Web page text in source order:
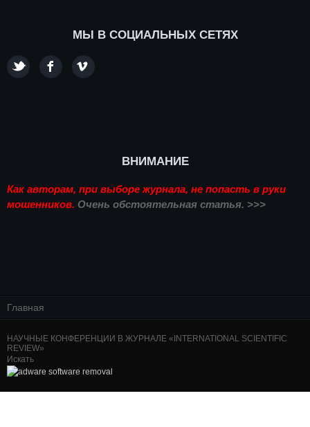
МЫ В СОЦИАЛЬНЫХ СЕТЯХ
ВНИМАНИЕ
Как авторам, при выборе журнала, не попасть в руки
мошенников. Очень обстоятельная статья. >>>
Главная
НАУЧНЫЕ КОНФЕРЕНЦИИ В ЖУРНАЛЕ «INTERNATIONAL SCIENTIFIC
REVIEW»
Искать